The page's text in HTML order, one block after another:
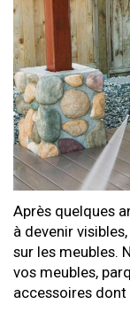
Après quelques
à devenir
sur les meubles.
vos meubles,
accessoires dont